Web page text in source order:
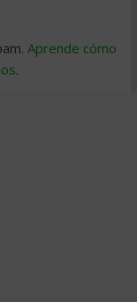
Aprende cómo
.